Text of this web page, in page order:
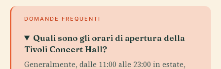
DOMANDE FREQUENTI
Quali sono gli orari di apertura della
Tivoli Concert Hall?
Generalmente, dalle 11:00 alle 23:00 in estate,